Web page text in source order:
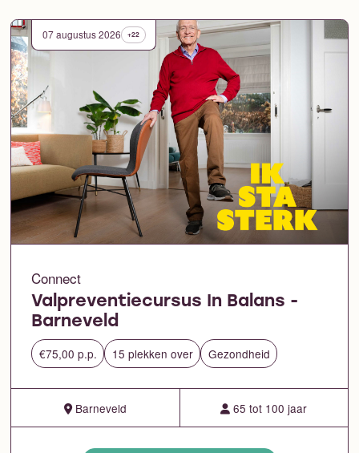
07 augustus 2026 +22
Connect
Valpreventiecursus In Balans -
Barneveld
€75,00 p.p. 15 plekken over Gezondheid
Barneveld 65 tot 100 jaar